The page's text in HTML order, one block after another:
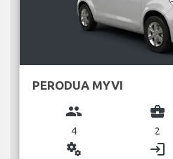
PERODUA MYVI
group
4
business_center
2
miscellaneous_services login